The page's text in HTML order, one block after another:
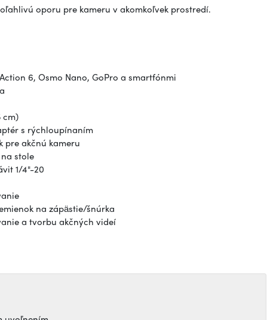
oporu pre kameru v akomkoľvek prostredí.
6, Osmo Nano, GoPro a smartfónmi
cm)
s rýchloupínaním
pre akčnú kameru
stole
1/4"-20
na zápästie/šnúrka
a tvorbu akčných videí